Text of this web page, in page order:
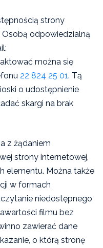
strony
odpowiedzialną
można się
22 824 25 01. Tą
o udostępnienie
skargi na brak
z żądaniem
strony internetowej,
elementu. Można także
w formach
niedostępnego
filmu bez
zawierać dane
o którą stronę